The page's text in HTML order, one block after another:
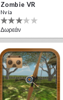
Zombie VR
Nvía
Δωρεάν